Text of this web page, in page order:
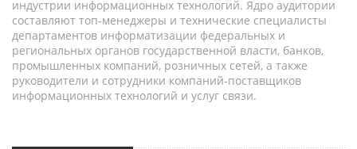
индустрии информационных технологий. Ядро аудитории
составляют топ-менеджеры и технические специалисты
департаментов информатизации федеральных и
региональных органов государственной власти, банков,
промышленных компаний, розничных сетей, а также
руководители и сотрудники компаний-поставщиков
информационных технологий и услуг связи.